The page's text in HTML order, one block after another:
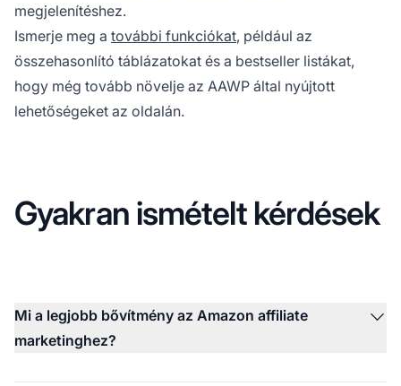
megjelenítéshez.
Ismerje meg a további funkciókat, például az
összehasonlító táblázatokat és a bestseller listákat,
hogy még tovább növelje az AAWP által nyújtott
lehetőségeket az oldalán.
Gyakran ismételt kérdések
Mi a legjobb bővítmény az Amazon affiliate
marketinghez?